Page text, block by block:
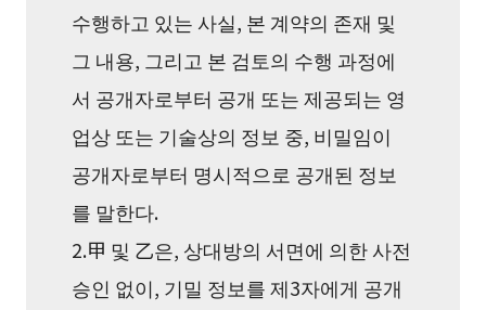
수행하고 있는 사실, 본 계약의 존재 및
그 내용, 그리고 본 검토의 수행 과정에
서 공개자로부터 공개 또는 제공되는 영
업상 또는 기술상의 정보 중, 비밀임이
공개자로부터 명시적으로 공개된 정보
를 말한다.
2.甲 및 乙은, 상대방의 서면에 의한 사전
승인 없이, 기밀 정보를 제3자에게 공개